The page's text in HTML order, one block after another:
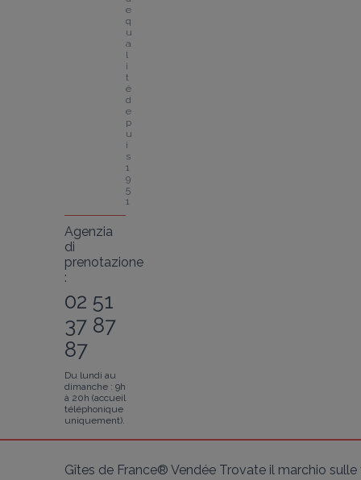
e
q
u
a
l
i
t
é
d
e
p
u
i
s
1
9
5
1
Agenzia
di
prenotazione
:
02 51
37 87
87
Du lundi au
dimanche : 9h
à 20h (accueil
téléphonique
uniquement).
Gîtes de France® Vendée Trovate il marchio